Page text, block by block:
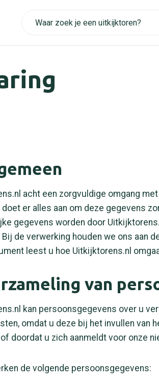
acht een zorgvuldige omgang
doet er alles aan om deze gegevens
gegevens worden door
Bij de verwerking houden we ons aan
leest u hoe Uitkijktorens.nl
van
kan persoonsgegevens over u
omdat u deze bij het invullen van
doordat u zich aanmeldt voor onze
de volgende persoonsgegevens: